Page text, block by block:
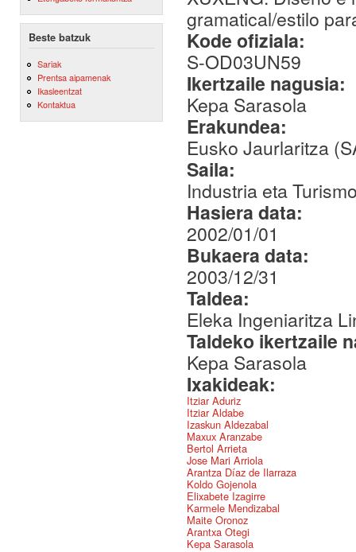
Beste batzuk
Sariak
Prentsa aipamenak
Ikasleentzat
Kontaktua
gramatical/estilo
Kode ofiziala:
S-OD03UN59
Ikertzaile nagusia:
Kepa Sarasola
Erakundea:
Eusko Jaurlaritza
Saila:
Industria eta
Hasiera data:
2002/01/01
Bukaera data:
2003/12/31
Taldea:
Eleka Ingeniaritza
Taldeko ikertzaile
Kepa Sarasola
Ixakideak:
Itziar Aduriz
Itziar Aldabe
Izaskun Aldezabal
Maxux Aranzabe
Bertol Arrieta
Jose Mari Arriola
Arantza Díaz de Ilarraza
Koldo Gojenola
Elixabete Izagirre
Karmele Mendizabal
Maite Oronoz
Arantxa Otegi
Kepa Sarasola